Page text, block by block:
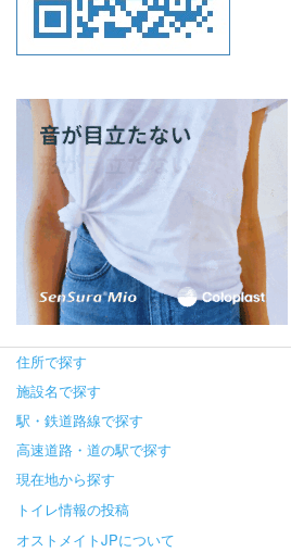
住所で探す
施設名で探す
駅・鉄道路線で探す
高速道路・道の駅で探す
現在地から探す
トイレ情報の投稿
オストメイトJPについて